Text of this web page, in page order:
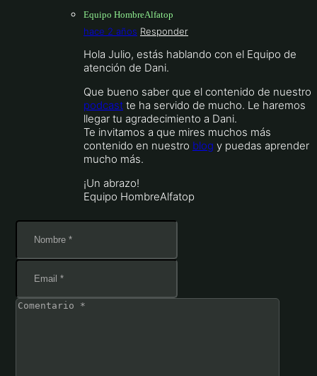
Equipo HombreAlfatop
hace 2 años Responder
Hola Julio, estás hablando con el Equipo de
atención de Dani.
Que bueno saber que el contenido de nuestro
podcast te ha servido de mucho. Le haremos
llegar tu agradecimiento a Dani.
Te invitamos a que mires muchos más
contenido en nuestro blog y puedas aprender
mucho más.
¡Un abrazo!
Equipo HombreAlfatop